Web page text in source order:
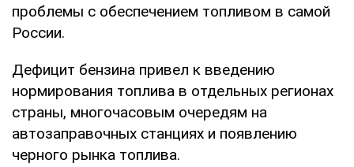
проблемы с обеспечением топливом в самой
России.
Дефицит бензина привел к введению
нормирования топлива в отдельных регионах
страны, многочасовым очередям на
автозаправочных станциях и появлению
черного рынка топлива.